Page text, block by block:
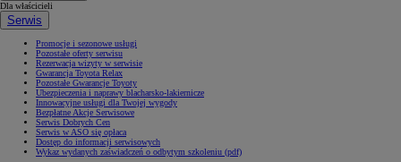
Dla właścicieli
Serwis
Promocje i sezonowe usługi
Pozostałe oferty serwisu
Rezerwacja wizyty w serwisie
Gwarancja Toyota Relax
Pozostałe Gwarancje Toyoty
Ubezpieczenia i naprawy blacharsko-lakiernicze
Innowacyjne usługi dla Twojej wygody
Bezpłatne Akcje Serwisowe
Serwis Dobrych Cen
Serwis w ASO się opłaca
Dostęp do informacji serwisowych
Wykaz wydanych zaświadczeń o odbytym szkoleniu (pdf)